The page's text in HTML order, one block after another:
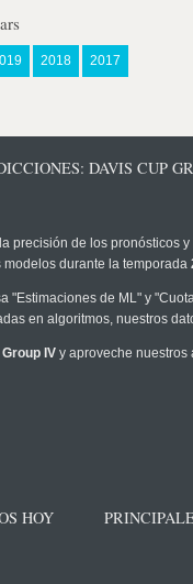
2018 2017
DAVIS CUP
precisión de los pronósticos
modelos durante la temporada
"Estimaciones de ML" y
en algoritmos, nuestros
IV y aproveche
HOY